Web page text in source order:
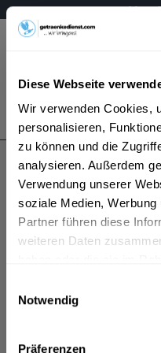
Diese Webseite
Wir verwenden Cookies,
personalisieren,
zu können und die
analysieren. Außerdem
Verwendung unserer
soziale Medien,
Partner führen diese
weiteren Daten
Notwendig
Präferenzen
Mo –
Menü
Holtmann's Saft
Holtmann's Saft wird
Städten, Orten und